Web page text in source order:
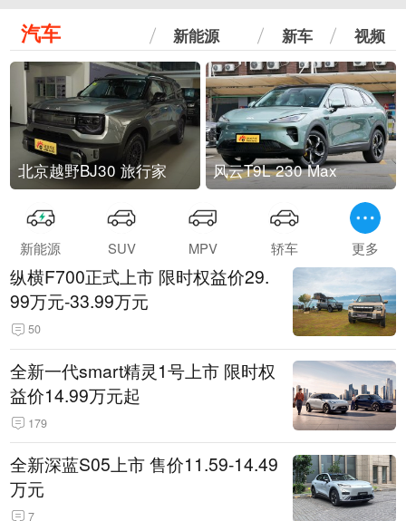
汽车 新能源 新车 视频
北京越野BJ30 旅行家 风云T9L 230 Max
新能源 SUV MPV 轿车 更多
纵横F700正式上市 限时权益价29.
99万元-33.99万元
50
全新一代smart精灵1号上市 限时权
益价14.99万元起
179
全新深蓝S05上市 售价11.59-14.49
万元
7